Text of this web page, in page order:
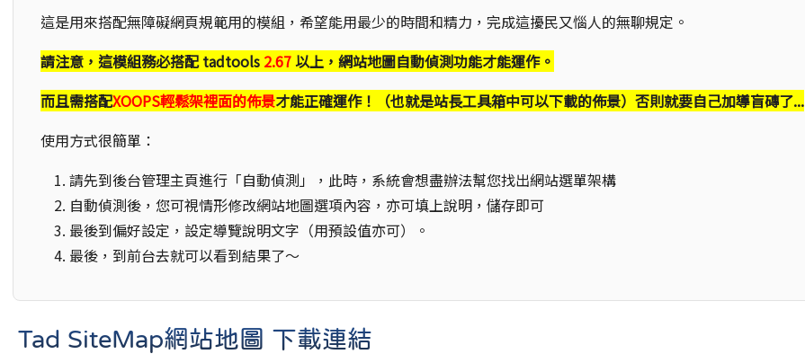
這是用來搭配無障礙網頁規範用的模組，希望能用最少的時間和精力，完成這擾民又惱人的無聊規定。
請注意，這模組務必搭配 tadtools 2.67以上，網站地圖自動偵測功能才能運作。
而且需搭配XOOPS輕鬆架裡面的佈景才能正確運作！（也就是站長工具箱中可以下載的佈景）否則就要自己加導盲磚了...
使用方式很簡單：
請先到後台管理主頁進行「自動偵測」，此時，系統會想盡辦法幫您找出網站選單架構
自動偵測後，您可視情形修改網站地圖選項內容，亦可填上說明，儲存即可
最後到偏好設定，設定導覽說明文字（用預設值亦可）。
最後，到前台去就可以看到結果了～
Tad SiteMap網站地圖 下載連結